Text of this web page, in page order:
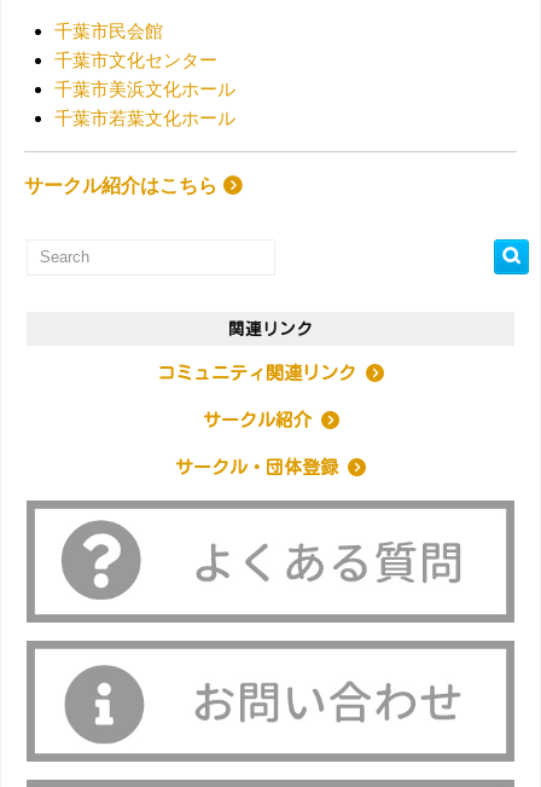
千葉市民会館
千葉市文化センター
千葉市美浜文化ホール
千葉市若葉文化ホール
サークル紹介はこちら
関連リンク
コミュニティ関連リンク
サークル紹介
サークル・団体登録